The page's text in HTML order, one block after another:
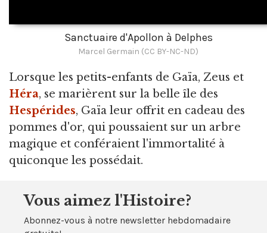
Sanctuaire d'Apollon à Delphes
Marcel Germain (CC BY-NC-ND)
Lorsque les petits-enfants de Gaïa, Zeus et
Héra, se marièrent sur la belle île des
Hespérides, Gaïa leur offrit en cadeau des
pommes d'or, qui poussaient sur un arbre
magique et conféraient l'immortalité à
quiconque les possédait.
Vous aimez l'Histoire?
Abonnez-vous à notre newsletter hebdomadaire